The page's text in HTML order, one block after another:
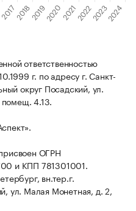
ответственностью
г. по адресу г. Санкт-
округ Посадский, ул.
4.13.
ОГРН
и КПП 781301001.
вн.тер.г.
ул. Малая Монетная, д. 2,